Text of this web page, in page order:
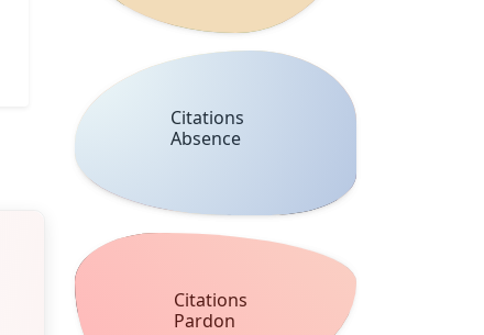
Citations
Absence
Citations
Pardon